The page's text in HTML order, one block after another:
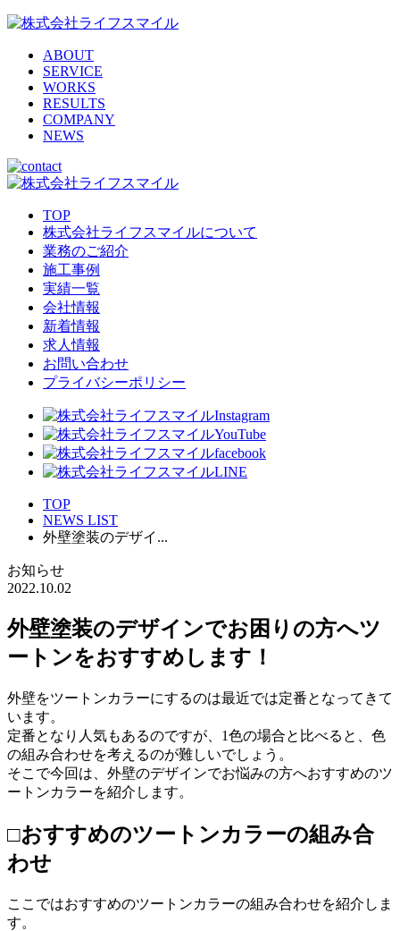
ABOUT
SERVICE
WORKS
RESULTS
COMPANY
NEWS
TOP
株式会社ライフスマイルについて
業務のご紹介
施工事例
実績一覧
会社情報
新着情報
求人情報
お問い合わせ
プライバシーポリシー
TOP
NEWS LIST
外壁塗装のデザイ...
お知らせ
2022.10.02
外壁塗装のデザインでお困りの方へツ
ートンをおすすめします！
外壁をツートンカラーにするのは最近では定番となってきて
います。
定番となり人気もあるのですが、1色の場合と比べると、色
の組み合わせを考えるのが難しいでしょう。
そこで今回は、外壁のデザインでお悩みの方へおすすめのツ
ートンカラーを紹介します。
□おすすめのツートンカラーの組み合
わせ
ここではおすすめのツートンカラーの組み合わせを紹介しま
す。